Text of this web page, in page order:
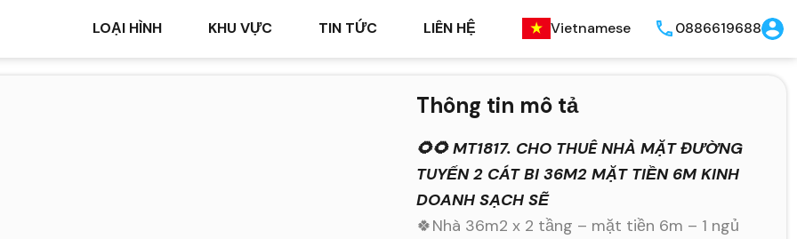
LOẠI HÌNH KHU VỰC TIN TỨC LIÊN HỆ Vietnamese 0886619688
Thông tin mô tả
🌻🌻 MT1817. CHO THUÊ NHÀ MẶT ĐƯỜNG
TUYẾN 2 CÁT BI 36M2 MẶT TIỀN 6M KINH
DOANH SẠCH SẼ
🍀Nhà 36m2 x 2 tầng – mặt tiền 6m – 1 ngủ